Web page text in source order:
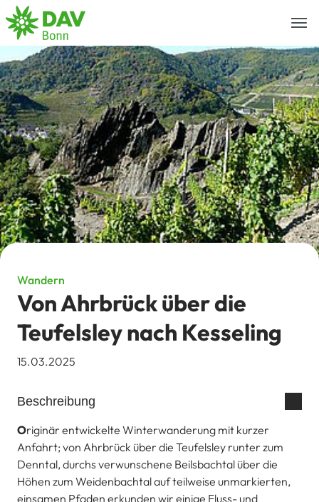
Wandern
Von Ahrbrück über die
Teufelsley nach Kesseling
15.03.2025
Beschreibung
Originär entwickelte Winterwanderung mit kurzer
Anfahrt; von Ahrbrück über die Teufelsley runter zum
Denntal, durchs verwunschene Beilsbachtal über die
Höhen zum Weidenbachtal auf teilweise unmarkierten,
einsamen Pfaden erkunden wir einige Fluss- und